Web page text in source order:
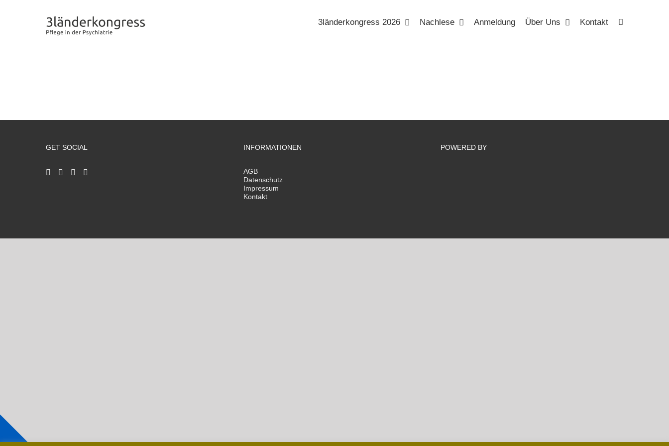
3länderkongress 2026 Nachlese Anmeldung Über Uns Kontakt
GET SOCIAL INFORMATIONEN
AGB
Datenschutz
Impressum
Kontakt
POWERED BY